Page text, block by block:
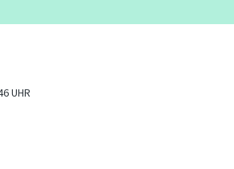
UHR